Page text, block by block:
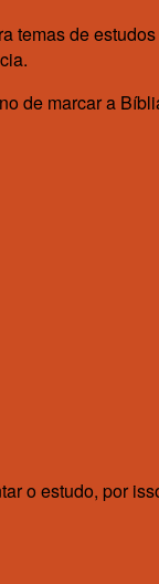
temas de
de marcar a
o estudo, por